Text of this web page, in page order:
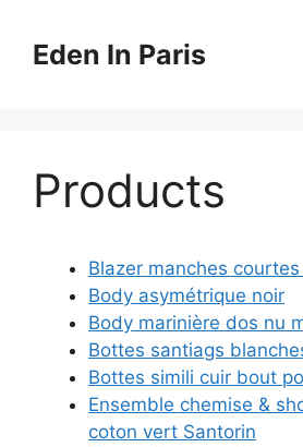
contenuEden In Paris
Products
Blazer manches
Body asymétrique noir
Body marinière dos nu
Bottes santiags
Bottes simili cuir bout
Ensemble chemise &
coton vert Santorin